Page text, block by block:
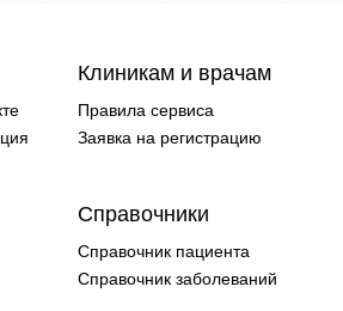
Клиникам и врачам
Правила сервиса
Заявка на регистрацию
Справочники
Справочник пациента
Справочник заболеваний